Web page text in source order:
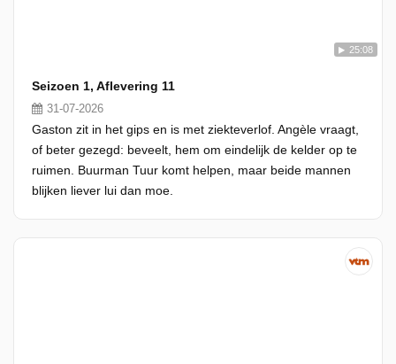
25:08
Seizoen 1, Aflevering 11
31-07-2026
Gaston zit in het gips en is met ziekteverlof. Angèle vraagt,
of beter gezegd: beveelt, hem om eindelijk de kelder op te
ruimen. Buurman Tuur komt helpen, maar beide mannen
blijken liever lui dan moe.